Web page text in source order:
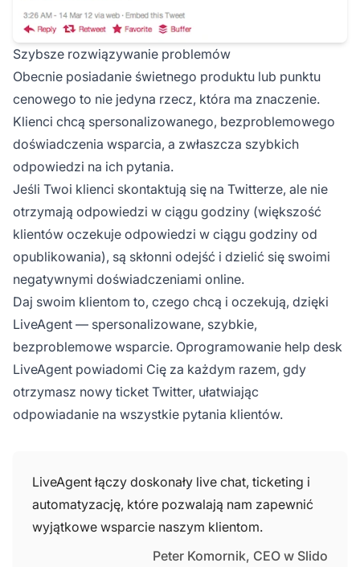
Szybsze rozwiązywanie problemów
Obecnie posiadanie świetnego produktu lub punktu
cenowego to nie jedyna rzecz, która ma znaczenie.
Klienci chcą spersonalizowanego, bezproblemowego
doświadczenia wsparcia, a zwłaszcza szybkich
odpowiedzi na ich pytania.
Jeśli Twoi klienci skontaktują się na Twitterze, ale nie
otrzymają odpowiedzi w ciągu godziny (większość
klientów oczekuje odpowiedzi w ciągu godziny od
opublikowania), są skłonni odejść i dzielić się swoimi
negatywnymi doświadczeniami online.
Daj swoim klientom to, czego chcą i oczekują, dzięki
LiveAgent — spersonalizowane, szybkie,
bezproblemowe wsparcie. Oprogramowanie help desk
LiveAgent powiadomi Cię za każdym razem, gdy
otrzymasz nowy ticket Twitter, ułatwiając
odpowiadanie na wszystkie pytania klientów.
LiveAgent łączy doskonały live chat, ticketing i
automatyzację, które pozwalają nam zapewnić
wyjątkowe wsparcie naszym klientom.
Peter Komornik, CEO w Slido